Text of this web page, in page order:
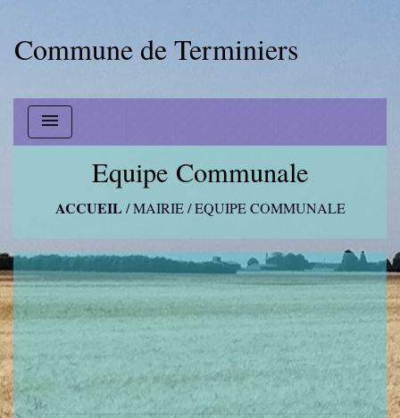
Commune de Terminiers
menu
Equipe Communale
ACCUEIL /MAIRIE/EQUIPE COMMUNALE